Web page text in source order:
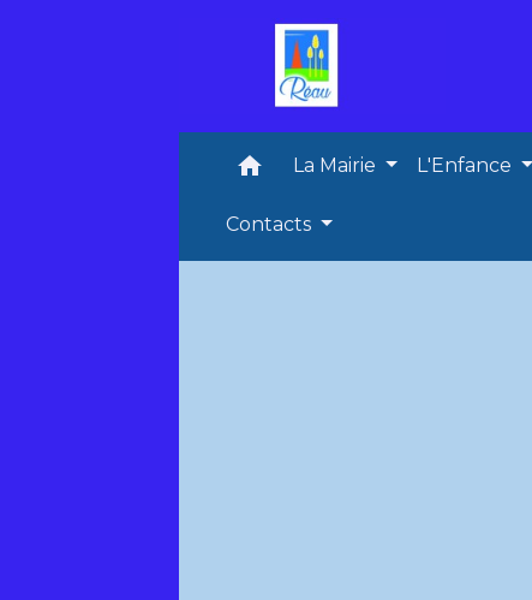
home La Mairie L'Enfance
Contacts